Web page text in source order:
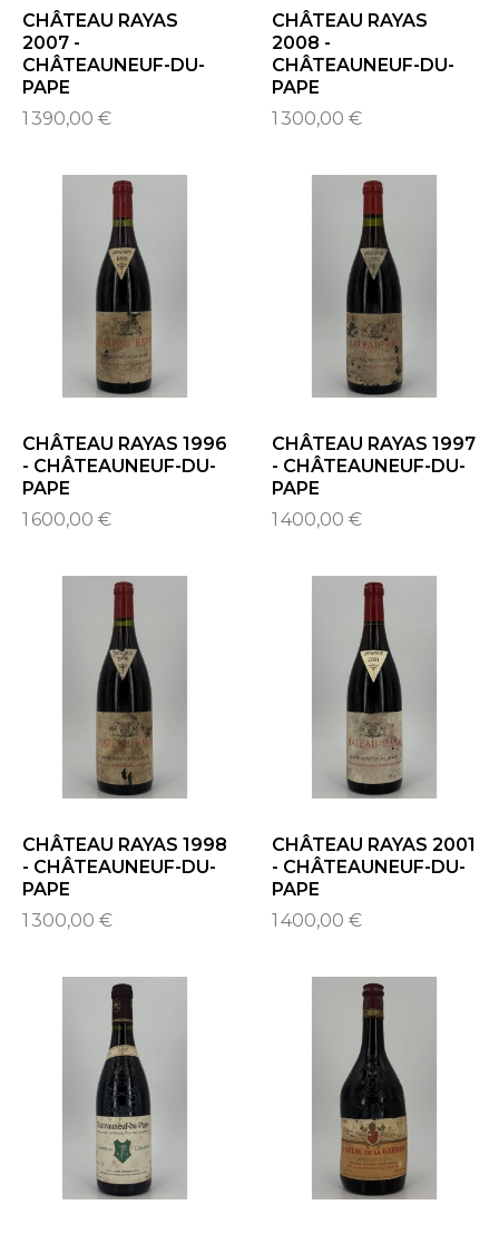
CHÂTEAU RAYAS
2007 -
CHÂTEAUNEUF-DU-
PAPE
1 390,00 €
CHÂTEAU RAYAS
2008 -
CHÂTEAUNEUF-DU-
PAPE
1 300,00 €
CHÂTEAU RAYAS 1996
- CHÂTEAUNEUF-DU-
PAPE
1 600,00 €
CHÂTEAU RAYAS 1997
- CHÂTEAUNEUF-DU-
PAPE
1 400,00 €
CHÂTEAU RAYAS 1998
- CHÂTEAUNEUF-DU-
PAPE
1 300,00 €
CHÂTEAU RAYAS 2001
- CHÂTEAUNEUF-DU-
PAPE
1 400,00 €